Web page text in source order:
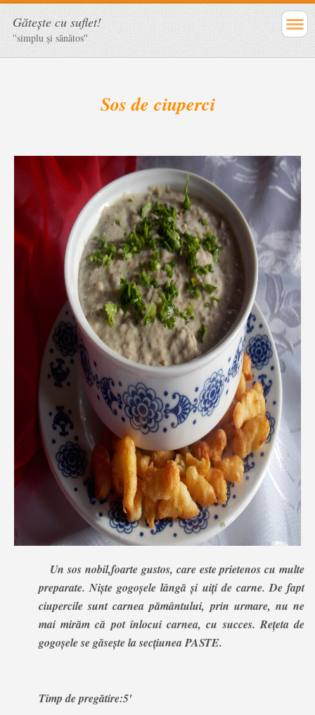
Găteşte cu suflet!
''simplu şi sănătos''
Sos de ciuperci
Un sos nobil,foarte gustos, care este prietenos cu multe
preparate. Niște gogoșele lângă și uiți de carne. De fapt
ciupercile sunt carnea pământului, prin urmare, nu ne
mai mirăm că pot înlocui carnea, cu succes. Rețeta de
gogoșele se găsește la secțiunea PASTE.
Timp de pregătire:5'